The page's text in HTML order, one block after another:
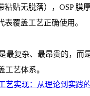
粘贴无脱落），OSP 膜
覆盖工艺正确使用。
最复杂、最昂贵的，而
艺体系。
艺实现：从理论到实践